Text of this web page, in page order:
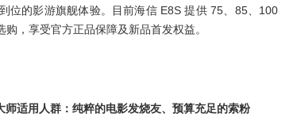
位的影游旗舰体验。目前海信 E8S 提供 75、85、100
，享受官方正品保障及新品首发权益。
适用人群：纯粹的电影发烧友、预算充足的索粉